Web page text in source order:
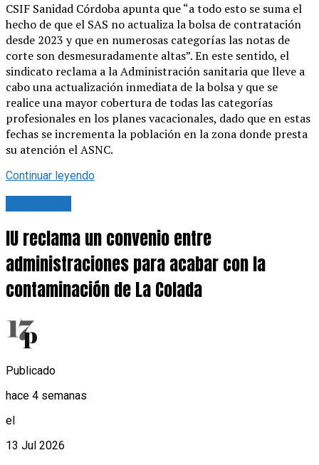
CSIF Sanidad Córdoba apunta que “a todo esto se suma el
hecho de que el SAS no actualiza la bolsa de contratación
desde 2023 y que en numerosas categorías las notas de
corte son desmesuradamente altas”. En este sentido, el
sindicato reclama a la Administración sanitaria que lleve a
cabo una actualización inmediata de la bolsa y que se
realice una mayor cobertura de todas las categorías
profesionales en los planes vacacionales, dado que en estas
fechas se incrementa la población en la zona donde presta
su atención el ASNC.
Continuar leyendo
IU reclama un convenio entre
administraciones para acabar con la
contaminación de La Colada
Publicado
hace 4 semanas
el
13 Jul 2026